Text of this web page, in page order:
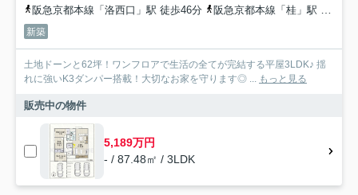
阪急京都本線「洛西口」駅 徒歩46分
阪急京都本線「桂」駅
新築
土地ドーンと62坪！ワンフロアで生活の全てが完結する平屋3LDK♪ 揺
れに強いK3ダンパー搭載！大切なお家を守ります◎ ... もっと見る
販売中の物件
5,189万円
- / 87.48㎡ / 3LDK